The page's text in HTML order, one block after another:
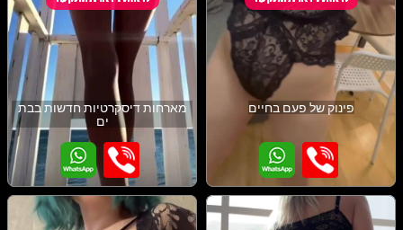
פינוק של פעם בחיים
מארחות דיסקרטיות חדשות בבת
ים